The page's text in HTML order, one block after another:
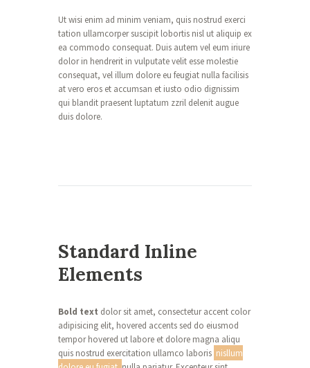
Ut wisi enim ad minim veniam, quis nostrud exerci
tation ullamcorper suscipit lobortis nisl ut aliquip ex
ea commodo consequat. Duis autem vel eum iriure
dolor in hendrerit in vulputate velit esse molestie
consequat, vel illum dolore eu feugiat nulla facilisis
at vero eros et accumsan et iusto odio dignissim
qui blandit praesent luptatum zzril delenit augue
duis dolore.
Standard Inline
Elements
Bold text dolor sit amet, consectetur accent color
adipisicing elit, hovered accents sed do eiusmod
tempor hovered ut labore et dolore magna aliqu
quis nostrud exercitation ullamco laboris nisllum